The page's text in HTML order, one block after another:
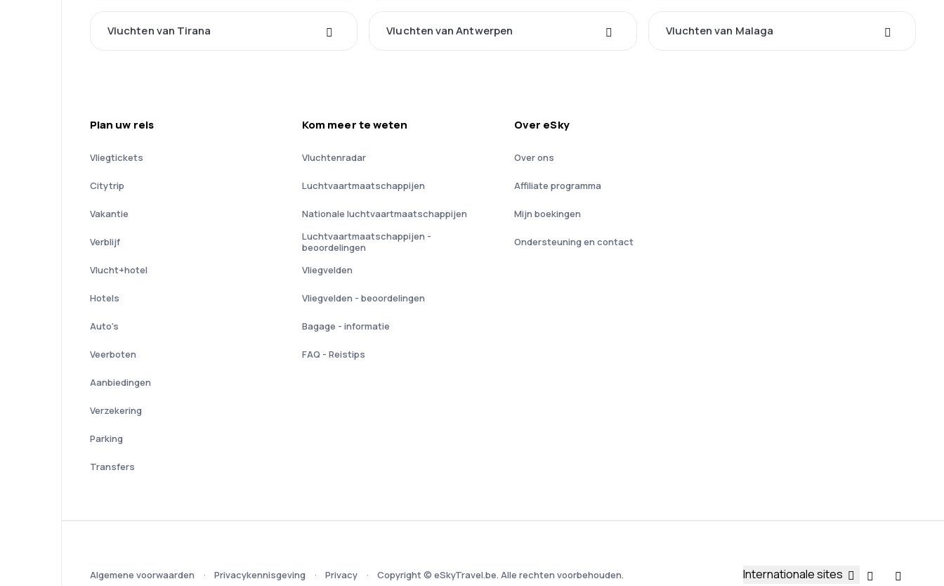
Vluchten van Tirana Vluchten van Antwerpen Vluchten van Malaga
Plan uw reis
Vliegtickets
Citytrip
Vakantie
Verblijf
Vlucht+hotel
Hotels
Auto's
Veerboten
Aanbiedingen
Verzekering
Parking
Transfers
Kom meer te weten
Vluchtenradar
Luchtvaartmaatschappijen
Nationale luchtvaartmaatschappijen
Luchtvaartmaatschappijen -
beoordelingen
Vliegvelden
Vliegvelden - beoordelingen
Bagage - informatie
FAQ - Reistips
Over eSky
Over ons
Affiliate programma
Mijn boekingen
Ondersteuning en contact
Algemene voorwaarden Privacykennisgeving Privacy Copyright © eSkyTravel.be. Alle rechten voorbehouden. Internationale sites